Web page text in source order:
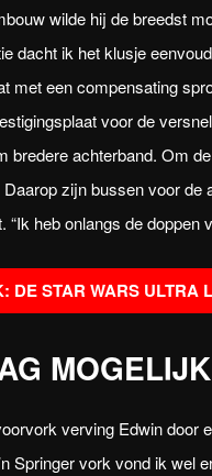
wilde hij de breedst
dacht ik het klusje
met een compensating
voor de
bredere achterband. Om
zijn bussen voor de
“Ik heb onlangs de
DE STAR WARS ULTRA
MOGELIJK
verving Edwin door
Springer vork vond ik wel